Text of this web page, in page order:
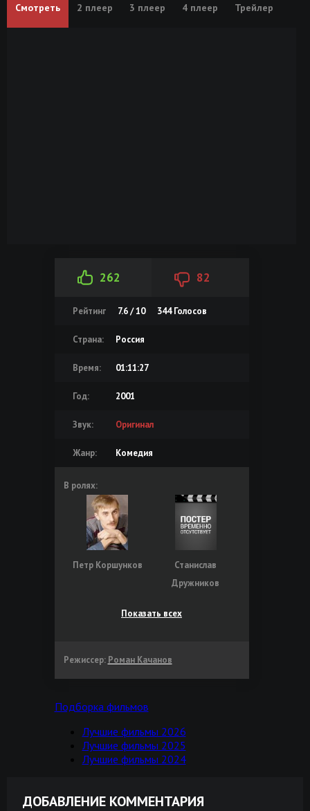
Смотреть 2 плеер 3 плеер 4 плеер Трейлер
262 82
Рейтинг 7.6 / 10 344Голосов
Страна: Россия
Время: 01:11:27
Год: 2001
Звук: Оригинал
Жанр: Комедия
В ролях:
Петр Коршунков
Станислав
Дружников
Показать всех
Режиссер: Роман Качанов
Подборка фильмов
Лучшие фильмы 2026
Лучшие фильмы 2025
Лучшие фильмы 2024
ДОБАВЛЕНИЕ КОММЕНТАРИЯ